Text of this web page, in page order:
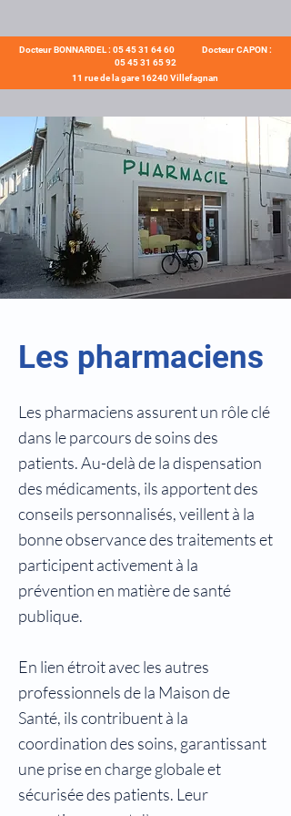
Docteur BONNARDEL : 05 45 31 64 60 Docteur CAPON :
05 45 31 65 92
11 rue de la gare ​16240 Villefagnan
​Les pharmaciens
Les pharmaciens assurent un rôle clé
dans le parcours de soins des
patients. Au-delà de la dispensation
des médicaments, ils apportent des
conseils personnalisés, veillent à la
bonne observance des traitements et
participent activement à la
prévention en matière de santé
publique.
En lien étroit avec les autres
professionnels de la Maison de
Santé, ils contribuent à la
coordination des soins, garantissant
une prise en charge globale et
sécurisée des patients. Leur